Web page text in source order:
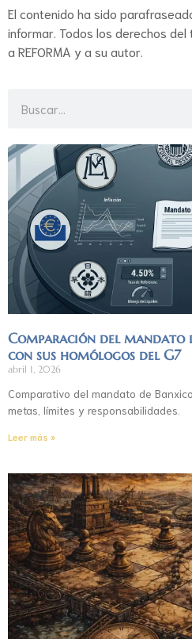
El contenido ha sido
informar. Todos los derechos
a REFORMA y a su autor.
Comparación del mandato
con sus homólogos del G7
abril 1, 2026
Comparativo del mandato de
metas, límites y responsabilidades.
Leer más »